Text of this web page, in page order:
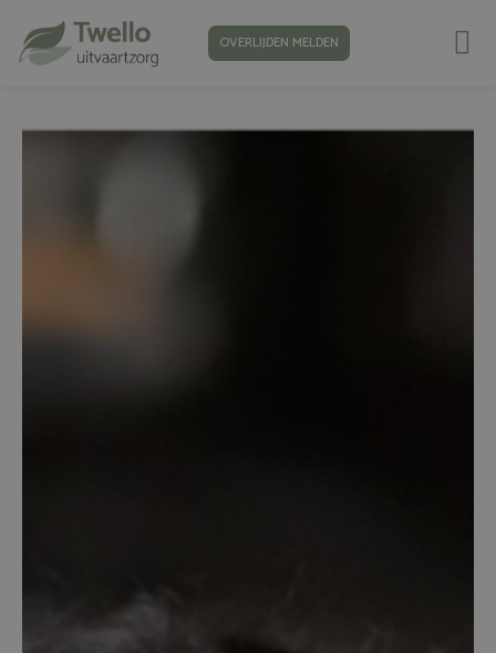
OVERLIJDEN MELDEN